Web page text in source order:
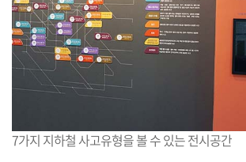
7가지 지하철 사고유형을 볼 수 있는 전시공간